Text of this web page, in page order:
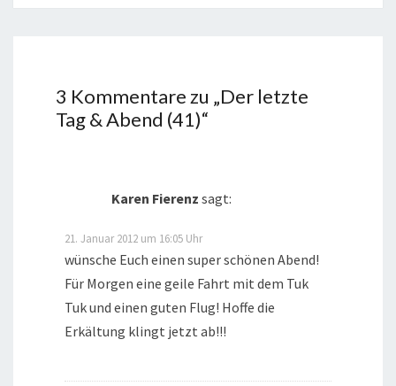
3 Kommentare zu „Der letzte
Tag & Abend (41)“
Karen Fierenz sagt:
21. Januar 2012 um 16:05 Uhr
wünsche Euch einen super schönen Abend!
Für Morgen eine geile Fahrt mit dem Tuk
Tuk und einen guten Flug! Hoffe die
Erkältung klingt jetzt ab!!!